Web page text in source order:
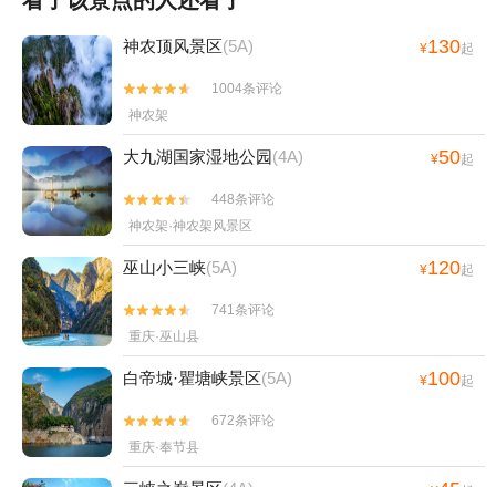
神农顶风景区(5A) ¥130起


1004条评论
神农架
大九湖国家湿地公园(4A) ¥50起


448条评论
神农架·神农架风景区
巫山小三峡(5A) ¥120起


741条评论
重庆·巫山县
白帝城·瞿塘峡景区(5A) ¥100起


672条评论
重庆·奉节县